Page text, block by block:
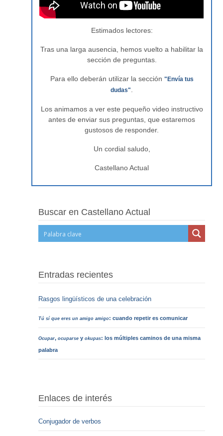
Estimados lectores:
Tras una larga ausencia, hemos vuelto a habilitar la
sección de preguntas.
Para ello deberán utilizar la sección "Envía tus
dudas"
Los animamos a ver este pequeño video instructivo
antes de enviar sus preguntas, que estaremos
gustosos de responder.
Un cordial saludo,
Castellano Actual
Buscar en Castellano Actual
Entradas recientes
Rasgos lingüísticos de una celebración
Tú sí que eres un amigo amigo: cuando repetir es comunicar
Ocupar,ocuparse yokupas: los múltiples caminos de una misma
palabra
Enlaces de interés
Conjugador de verbos